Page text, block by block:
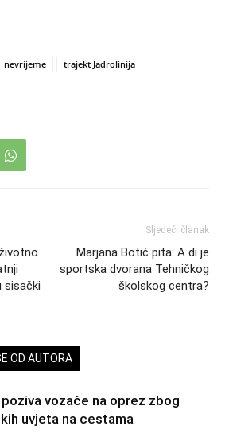
nevrijeme trajekt Jadrolinija
sisački
Sljedeći članak
Marjana Botić pita: A di je
sportska dvorana Tehničkog
školskog centra?
OD AUTORA
poziva vozače na oprez zbog
uvjeta na cestama